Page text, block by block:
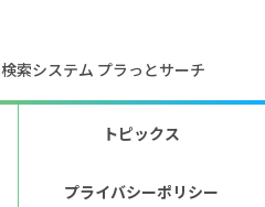
索システム プラっとサーチ
トピックス
プライバシーポリシー